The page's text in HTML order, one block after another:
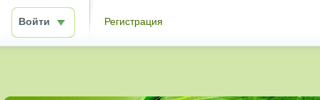
Войти Регистрация